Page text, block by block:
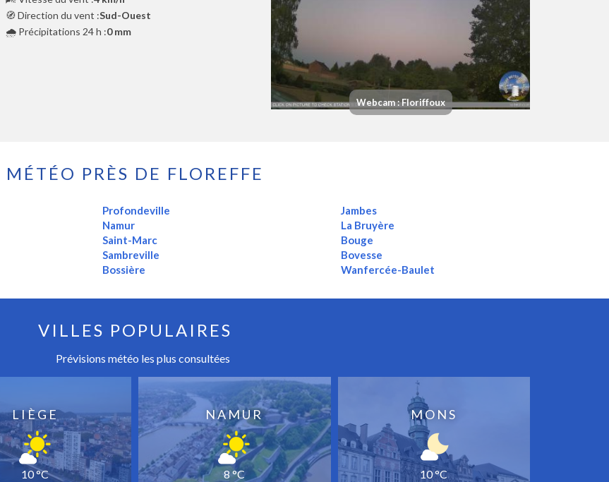
🧭 Direction du vent :Sud-Ouest
🌧️ Précipitations 24 h :0 mm
Webcam : Floriffoux
MÉTÉO PRÈS DE FLOREFFE
Profondeville
Namur
Saint-Marc
Sambreville
Bossière
Jambes
La Bruyère
Bouge
Bovesse
Wanfercée-Baulet
VILLES POPULAIRES
Prévisions météo les plus consultées
LIÈGE
10 °C
NAMUR
8 °C
MONS
10 °C